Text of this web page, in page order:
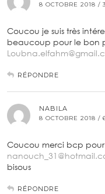
8 OCTOBRE 2018 /
Coucou je suis très
beaucoup pour le bon
RÉPONDRE
NABILA
8 OCTOBRE 2018 /
Coucou merci bcp
bisous
RÉPONDRE